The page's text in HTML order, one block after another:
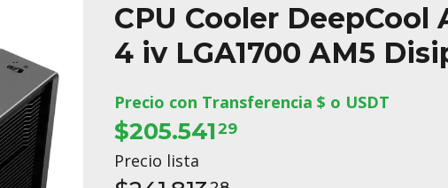
CPU Cooler DeepCool
4 iv LGA1700 AM5
Precio con Transferencia $ o USDT
$205.541 29
Precio lista